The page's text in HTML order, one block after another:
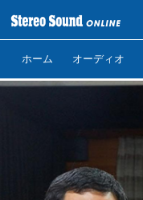
ホーム オーディオ